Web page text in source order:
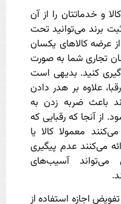
و خدماتتان را از آن
برند می‌توانید تحت
عرضه کالاهای یکسان
تجاری شما به صورت
کنید. بدیهی است
علاوه بر هدر دادن
باعث ضربه زدن به
از آنجا که رقبایی که
معمولا کالا یا
می‌کنند عدم پیگیری
می‌تواند آسیب‌های
اجازه استفاده از